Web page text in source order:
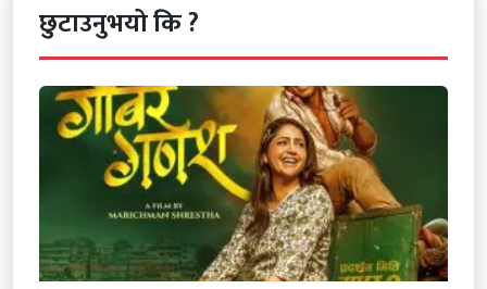
छुटाउनुभयो कि ?